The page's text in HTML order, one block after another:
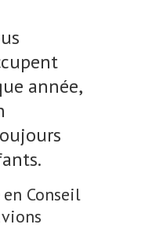
année,
Conseil